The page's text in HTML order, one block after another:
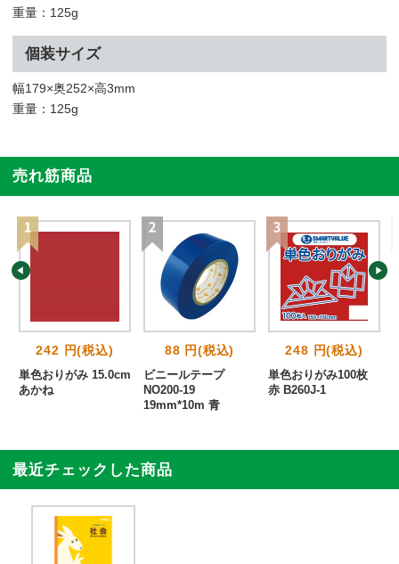
重量：125g
個装サイズ
幅179×奥252×高3mm
重量：125g
売れ筋商品
242 円(税込)
単色おりがみ 15.0cm
あかね
88 円(税込)
ビニールテープ
NO200-19
19mm*10m 青
248 円(税込)
単色おりがみ100枚
赤 B260J-1
最近チェックした商品